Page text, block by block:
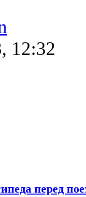
12:32
перед